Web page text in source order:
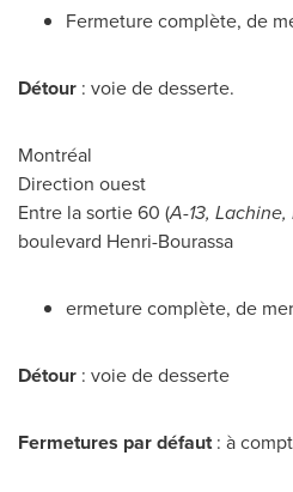
Fermeture complète, de
Détour : voie de desserte.
Montréal
Direction ouest
Entre la sortie 60 (A-13, Lachine,
boulevard Henri-Bourassa
ermeture complète, de
Détour : voie de desserte
Fermetures par défaut: à